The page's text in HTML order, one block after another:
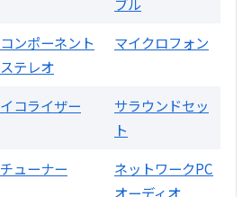
お問合せください
SONY
コンポーネント
ステレオ
マイクロフォン
イコライザー
サラウンドセッ
ト
チューナー
ネットワークPC
オーディオ